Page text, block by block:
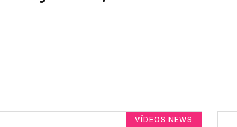
VÍDEOS NEWS